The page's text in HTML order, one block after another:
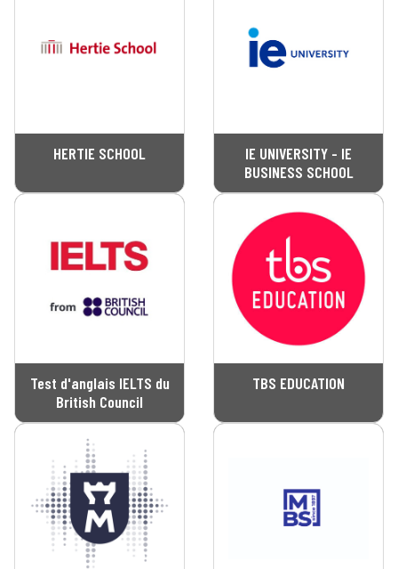
HERTIE SCHOOL
IE UNIVERSITY - IE
BUSINESS SCHOOL
Test d'anglais IELTS du
British Council
TBS EDUCATION